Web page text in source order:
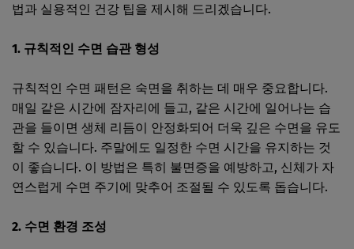
법과 실용적인 건강 팁을 제시해 드리겠습니다.
1. 규칙적인 수면 습관 형성
규칙적인 수면 패턴은 숙면을 취하는 데 매우 중요합니다.
매일 같은 시간에 잠자리에 들고, 같은 시간에 일어나는 습
관을 들이면 생체 리듬이 안정화되어 더욱 깊은 수면을 유도
할 수 있습니다. 주말에도 일정한 수면 시간을 유지하는 것
이 좋습니다. 이 방법은 특히 불면증을 예방하고, 신체가 자
연스럽게 수면 주기에 맞추어 조절될 수 있도록 돕습니다.
2. 수면 환경 조성